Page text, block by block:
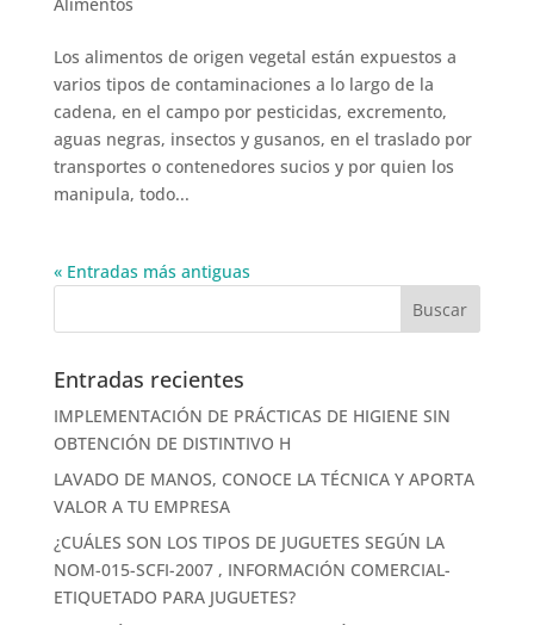
Los alimentos de origen vegetal están expuestos a
varios tipos de contaminaciones a lo largo de la
cadena, en el campo por pesticidas, excremento,
aguas negras, insectos y gusanos, en el traslado por
transportes o contenedores sucios y por quien los
manipula, todo...
« Entradas más antiguas
Entradas recientes
IMPLEMENTACIÓN DE PRÁCTICAS DE HIGIENE SIN
OBTENCIÓN DE DISTINTIVO H
LAVADO DE MANOS, CONOCE LA TÉCNICA Y APORTA
VALOR A TU EMPRESA
¿CUÁLES SON LOS TIPOS DE JUGUETES SEGÚN LA
NOM-015-SCFI-2007 , INFORMACIÓN COMERCIAL-
ETIQUETADO PARA JUGUETES?